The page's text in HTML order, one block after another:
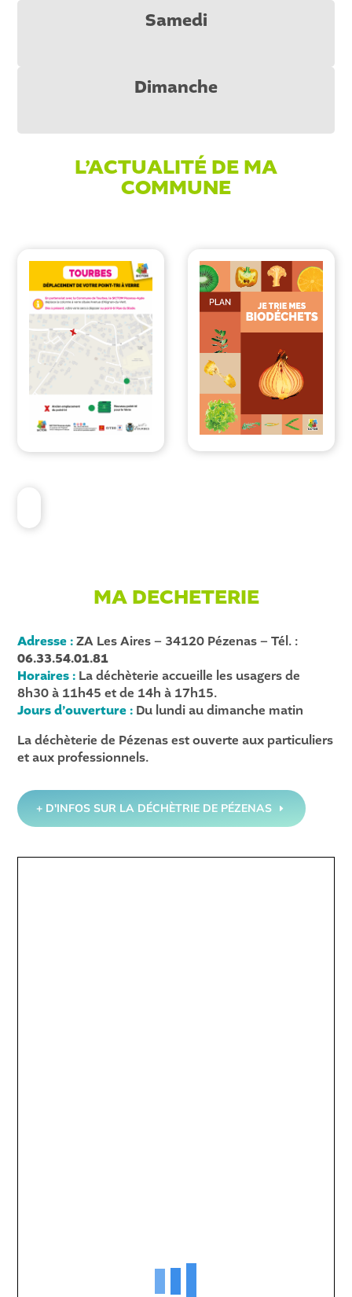
Samedi
Dimanche
L’ACTUALITÉ DE MA
COMMUNE
MA DECHETERIE
Adresse : ZA Les Aires – 34120 Pézenas – Tél. :
06.33.54.01.81
Horaires : La déchèterie accueille les usagers de
8h30 à 11h45 et de 14h à 17h15.
Jours d’ouverture : Du lundi au dimanche matin
La déchèterie de Pézenas est ouverte aux particuliers
et aux professionnels.
+ D'INFOS SUR LA DÉCHÈTRIE DE PÉZENAS